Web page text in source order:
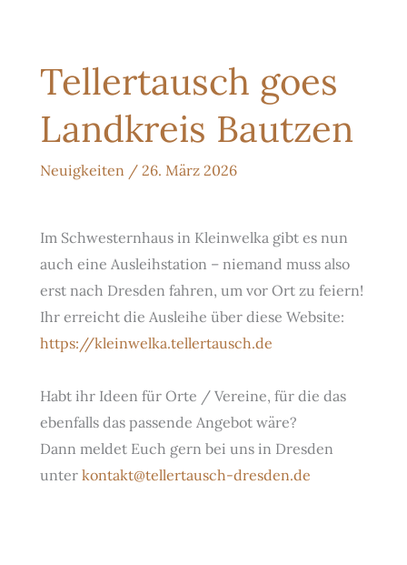
Tellertausch goes
Landkreis Bautzen
Neuigkeiten / 26. März 2026
Im Schwesternhaus in Kleinwelka gibt es nun
auch eine Ausleihstation – niemand muss also
erst nach Dresden fahren, um vor Ort zu feiern!
Ihr erreicht die Ausleihe über diese Website:
https://kleinwelka.tellertausch.de
Habt ihr Ideen für Orte / Vereine, für die das
ebenfalls das passende Angebot wäre?
Dann meldet Euch gern bei uns in Dresden
unter kontakt@tellertausch-dresden.de